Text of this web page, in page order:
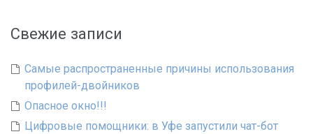
Свежие записи
Самые распространенные причины использования
профилей-двойников
Опасное окно!!!
Цифровые помощники: в Уфе запустили чат-бот